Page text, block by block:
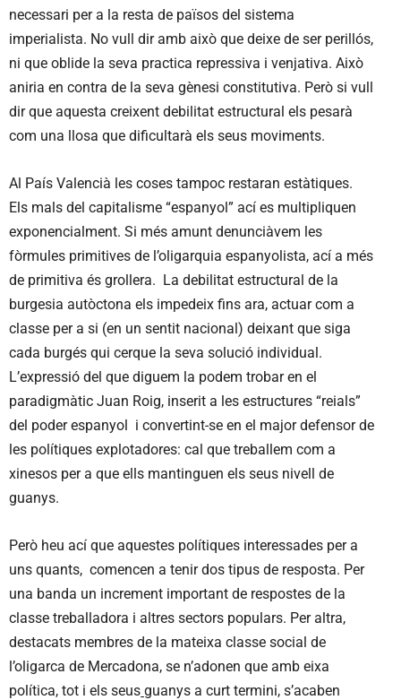
necessari per a la resta de països del sistema
imperialista. No vull dir amb això que deixe de ser perillós,
ni que oblide la seva practica repressiva i venjativa. Això
aniria en contra de la seva gènesi constitutiva. Però si vull
dir que aquesta creixent debilitat estructural els pesarà
com una llosa que dificultarà els seus moviments.
Al País Valencià les coses tampoc restaran estàtiques.
Els mals del capitalisme “espanyol” ací es multipliquen
exponencialment. Si més amunt denunciàvem les
fòrmules primitives de l’oligarquia espanyolista, ací a més
de primitiva és grollera. La debilitat estructural de la
burgesia autòctona els impedeix fins ara, actuar com a
classe per a si (en un sentit nacional) deixant que siga
cada burgés qui cerque la seva solució individual.
L’expressió del que diguem la podem trobar en el
paradigmàtic Juan Roig, inserit a les estructures “reials”
del poder espanyol i convertint-se en el major defensor de
les polítiques explotadores: cal que treballem com a
xinesos per a que ells mantinguen els seus nivell de
guanys.
Però heu ací que aquestes polítiques interessades per a
uns quants, comencen a tenir dos tipus de resposta. Per
una banda un increment important de respostes de la
classe treballadora i altres sectors populars. Per altra,
destacats membres de la mateixa classe social de
l’oligarca de Mercadona, se n’adonen que amb eixa
política, tot i els seus guanys a curt termini, s’acaben